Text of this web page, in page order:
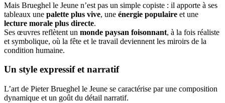
Mais Brueghel le Jeune n’est pas un simple copiste : il apporte à ses
tableaux une palette plus vive, une énergie populaire et une
lecture morale plus directe.
Ses œuvres reflètent un monde paysan foisonnant, à la fois réaliste
et symbolique, où la fête et le travail deviennent les miroirs de la
condition humaine.
Un style expressif et narratif
L’art de Pieter Brueghel le Jeune se caractérise par une composition
dynamique et un goût du détail narratif.